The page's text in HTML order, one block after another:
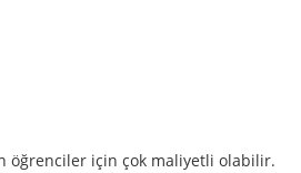
öğrenciler için çok maliyetli olabilir.